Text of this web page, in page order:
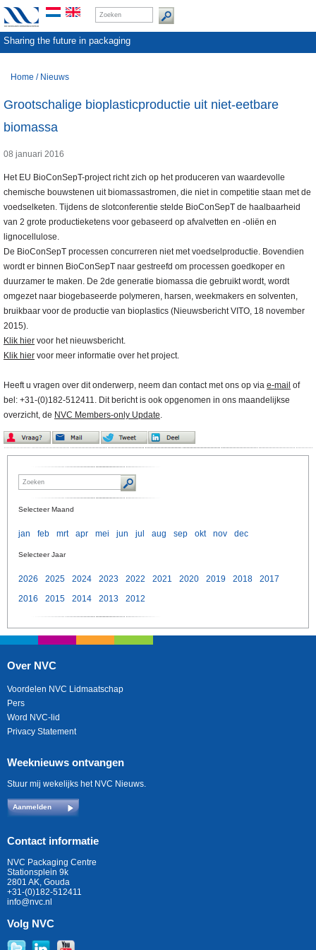
Sharing the future in packaging
Home / Nieuws
Grootschalige bioplasticproductie uit niet-eetbare
biomassa
08 januari 2016
Het EU BioConSepT-project richt zich op het produceren van waardevolle
chemische bouwstenen uit biomassastromen, die niet in competitie staan met de
voedselketen. Tijdens de slotconferentie stelde BioConSepT de haalbaarheid
van 2 grote productieketens voor gebaseerd op afvalvetten en -oliën en
lignocellulose.
De BioConSepT processen concurreren niet met voedselproductie. Bovendien
wordt er binnen BioConSepT naar gestreefd om processen goedkoper en
duurzamer te maken. De 2de generatie biomassa die gebruikt wordt, wordt
omgezet naar biogebaseerde polymeren, harsen, weekmakers en solventen,
bruikbaar voor de productie van bioplastics (Nieuwsbericht VITO, 18 november
2015).
Klik hier voor het nieuwsbericht.
Klik hier voor meer informatie over het project.
Heeft u vragen over dit onderwerp, neem dan contact met ons op via e-mail of
bel: +31-(0)182-512411. Dit bericht is ook opgenomen in ons maandelijkse
overzicht, de NVC Members-only Update.
Selecteer Maand
jan feb mrt apr mei jun jul aug sep okt nov dec
Selecteer Jaar
2026 2025 2024 2023 2022 2021 2020 2019 2018
2017
2016
2015 2014 2013 2012
Over NVC
Voordelen NVC Lidmaatschap
Pers
Word NVC-lid
Privacy Statement
Weeknieuws ontvangen
Stuur mij wekelijks het NVC Nieuws.
Aanmelden
Contact informatie
NVC Packaging Centre
Stationsplein 9k
2801 AK, Gouda
+31-(0)182-512411
info@nvc.nl
Volg NVC